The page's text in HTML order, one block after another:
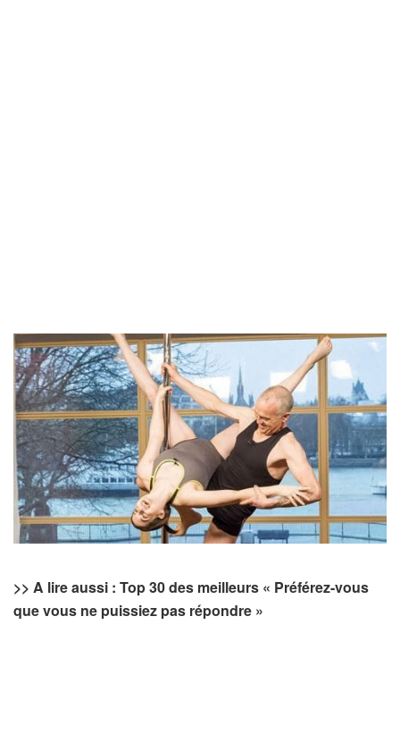
>> A lire aussi : Top 30 des meilleurs « Préférez-vous
que vous ne puissiez pas répondre »